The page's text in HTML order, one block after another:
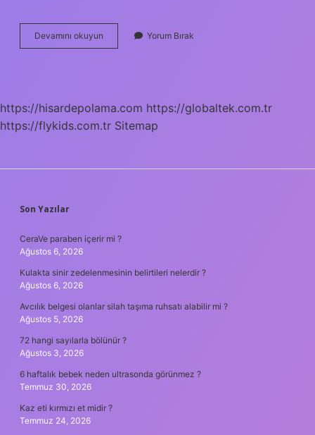
Devamını okuyun Lösemide
Wbc
Yorum Bırak
https://hisardepolama.com https://globaltek.com.tr
https://flykids.com.tr Sitemap
SIDEBAR
Son Yazılar
CeraVe paraben içerir mi ?
Ağustos 6, 2026
Kulakta sinir zedelenmesinin belirtileri nelerdir ?
Ağustos 6, 2026
Avcılık belgesi olanlar silah taşıma ruhsatı alabilir mi ?
Ağustos 5, 2026
72 hangi sayılarla bölünür ?
Ağustos 3, 2026
6 haftalık bebek neden ultrasonda görünmez ?
Temmuz 30, 2026
Kaz eti kırmızı et midir ?
Temmuz 24, 2026